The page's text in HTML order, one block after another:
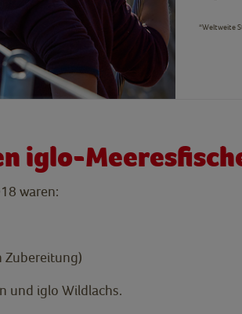
*Weltweite
iglo-
waren:
Zubereitung)
und iglo Wildlachs.